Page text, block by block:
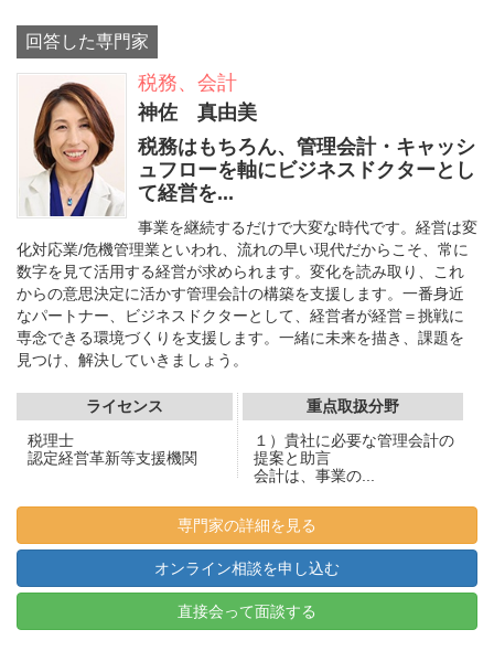
回答した専門家
税務、会計
神佐 真由美
税務はもちろん、管理会計・キャッシ
ュフローを軸にビジネスドクターとし
て経営を...
事業を継続するだけで大変な時代です。経営は変
化対応業/危機管理業といわれ、流れの早い現代だからこそ、常に
数字を見て活用する経営が求められます。変化を読み取り、これ
からの意思決定に活かす管理会計の構築を支援します。一番身近
なパートナー、ビジネスドクターとして、経営者が経営＝挑戦に
専念できる環境づくりを支援します。一緒に未来を描き、課題を
見つけ、解決していきましょう。
ライセンス
税理士
認定経営革新等支援機関
重点取扱分野
１）貴社に必要な管理会計の
提案と助言
会計は、事業の...
専門家の詳細を見る
オンライン相談を申し込む
直接会って面談する